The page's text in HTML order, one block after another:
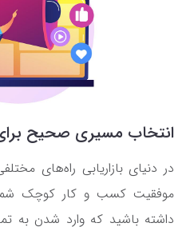
انتخاب مسیری صحیح
در دنیای بازاریابی راه‌های
موفقیت کسب و کار کوچک
داشته باشید که وارد شدن به